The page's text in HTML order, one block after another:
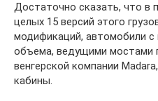
Достаточно сказать, что в
целых 15 версий этого
модификаций, автомобили с
объема, ведущими мостами
венгерской компании
кабины.